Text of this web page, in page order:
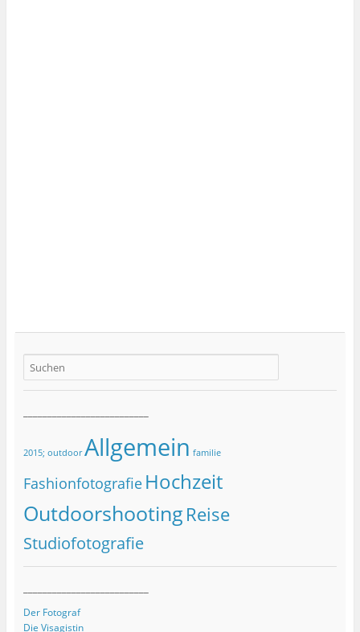
2015; outdoor Allgemein familie
Fashionfotografie Hochzeit
OutdoorshootingReise
Studiofotografie
Der Fotograf
Die Visagistin